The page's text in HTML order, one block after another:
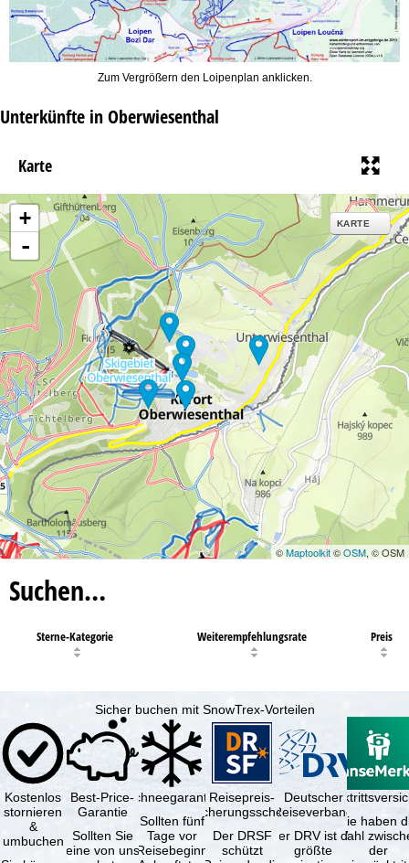
Zum Vergrößern den Loipenplan anklicken.
Unterkünfte in Oberwiesenthal
Karte
+
-
KARTE
©Maptoolkit©OSM, © OSM
Suchen…
Sterne-Kategorie Weiterempfehlungsrate Preis
Sicher buchen mit SnowTrex-Vorteilen
Kostenlos
stornieren
&
umbuchen
Best-Price-
Garantie
Sollten Sie
eine von uns
Schneegarantie
Sollten fünf
Tage vor
Reisebeginn
Reisepreis-
Sicherungsschein
Der DRSF
schützt
Deutscher
Reiseverband
Der DRV ist die
größte
Sie haben
Wahl
der